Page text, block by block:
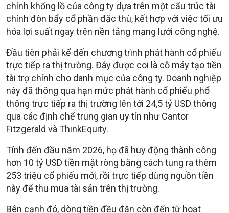
chính khổng lồ của công ty dựa trên một cấu trúc tài
chính đòn bẩy cổ phần đặc thù, kết hợp với việc tối ưu
hóa lợi suất ngay trên nền tảng mạng lưới công nghệ.
Đầu tiên phải kể đến chương trình phát hành cổ phiếu
trực tiếp ra thị trường. Đây được coi là cỗ máy tạo tiền
tài trợ chính cho danh mục của công ty. Doanh nghiệp
này đã thông qua hạn mức phát hành cổ phiếu phổ
thông trực tiếp ra thị trường lên tới 24,5 tỷ USD thông
qua các định chế trung gian uy tín như Cantor
Fitzgerald và ThinkEquity.
Tính đến đầu năm 2026, họ đã huy động thành công
hơn 10 tỷ USD tiền mặt ròng bằng cách tung ra thêm
253 triệu cổ phiếu mới, rồi trực tiếp dùng nguồn tiền
này để thu mua tài sản trên thị trường.
Bên cạnh đó, dòng tiền đều đặn còn đến từ hoạt